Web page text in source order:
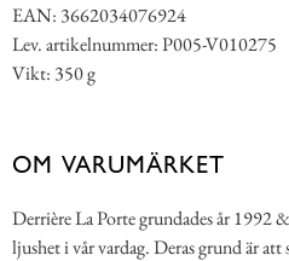
EAN: 3662034076924
Lev. artikelnummer: P005-V010275
Vikt: 350 g
OM VARUMÄRKET
Derrière La Porte grundades år 1992
ljushet i vår vardag. Deras grund är